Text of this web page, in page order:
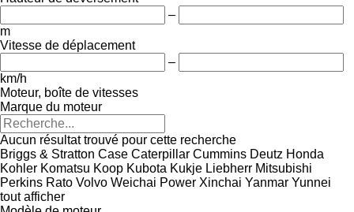
–
m
Vitesse de déplacement
–
km/h
Moteur, boîte de vitesses
Marque du moteur
Aucun résultat trouvé pour cette recherche
Briggs & Stratton Case Caterpillar Cummins Deutz Honda
Kohler Komatsu Koop Kubota Kukje Liebherr Mitsubishi
Perkins Rato Volvo Weichai Power Xinchai Yanmar Yunnei
tout afficher